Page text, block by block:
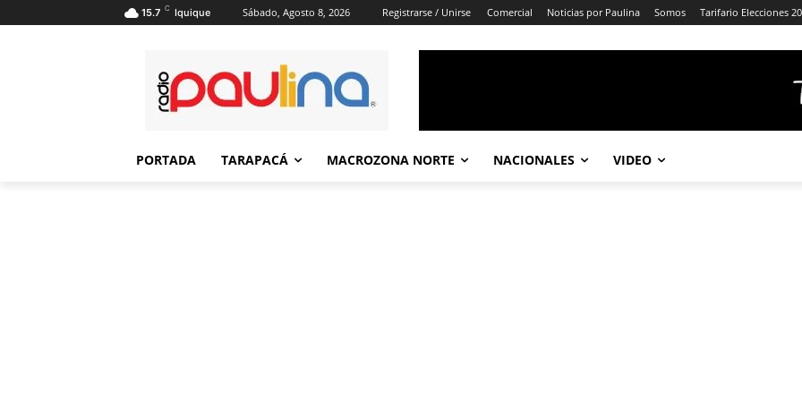
15.7 C Iquique Sábado, Agosto 8, 2026 Registrarse / Unirse Comercial Noticias por Paulina Somos Tarifario Elecciones
PORTADA TARAPACÁ MACROZONA NORTE NACIONALES VIDEO